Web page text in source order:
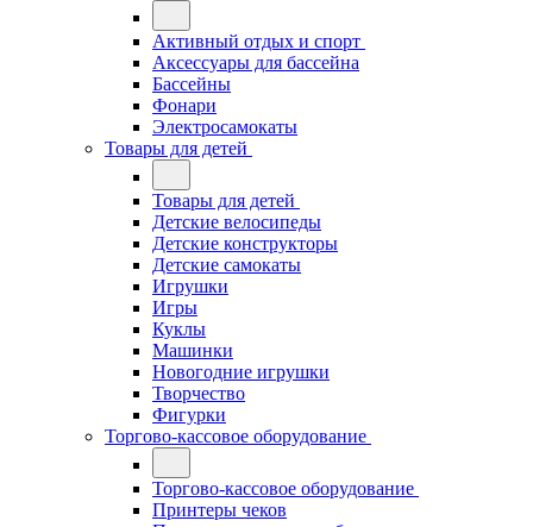
Активный отдых и спорт
Аксессуары для бассейна
Бассейны
Фонари
Электросамокаты
Товары для детей
Товары для детей
Детские велосипеды
Детские конструкторы
Детские самокаты
Игрушки
Игры
Куклы
Машинки
Новогодние игрушки
Творчество
Фигурки
Торгово-кассовое оборудование
Торгово-кассовое оборудование
Принтеры чеков